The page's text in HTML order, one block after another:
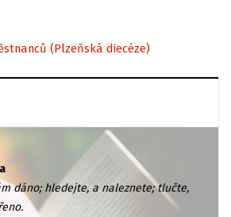
(Plzeňská diecéze)
dáno; hledejte, a naleznete; tlučte,